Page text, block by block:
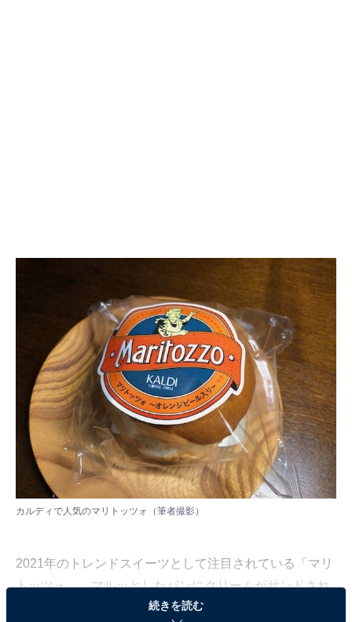
カルディで人気のマリトッツォ（筆者撮影）
2021年のトレンドスイーツとして注目されている「マリ
トッツォ」。マルッとしたパンにクリームがサンドされ
ていて、可愛らしさ抜群です。最近では食べられるお店
続きを読む